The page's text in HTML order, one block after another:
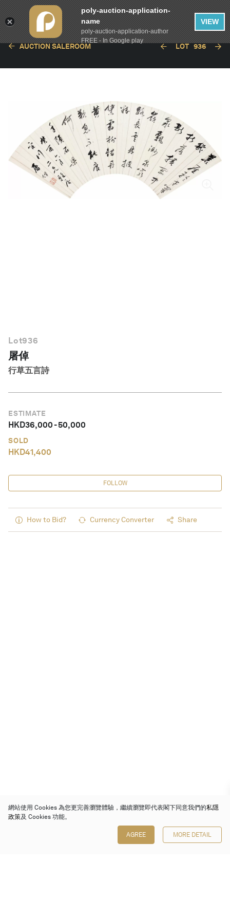
AUCTION SALEROOM LOT 936
Lot936
屠倬
行草五言詩
ESTIMATE
HKD36,000-50,000
SOLD
HKD41,400
FOLLOW
How to Bid? Currency Converter Share
網站使用 Cookies 為您更完善瀏覽體驗，繼續瀏覽即代表閣下同意我們的私隱
政策及 Cookies 功能。
AGREE MORE DETAIL
poly-auction-application-
name
poly-auction-application-author
FREE - In Google play
VIEW